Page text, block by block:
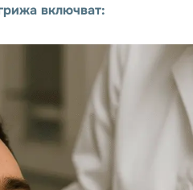
включват: